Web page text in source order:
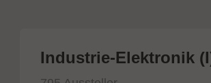
Industrie-Elektronik